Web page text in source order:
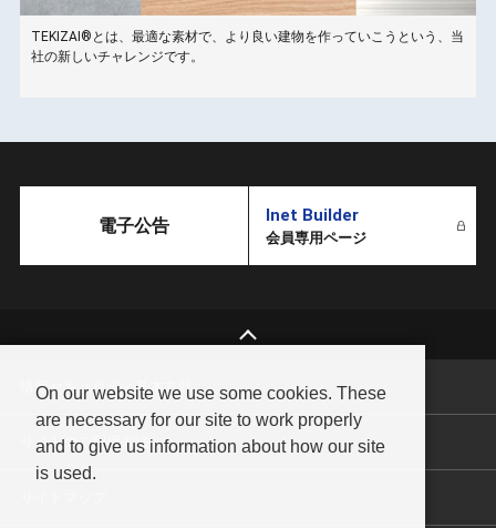
TEKIZAI®とは、最適な素材で、より良い建物を作っていこうという、当
社の新しいチャレンジです。
電子公告 Inet Builder
会員専用ページ
情報セキュリティ基本方針
サイトのご利用方法
On our website we use some cookies. These
are necessary for our site to work properly
and to give us information about how our site
is used.